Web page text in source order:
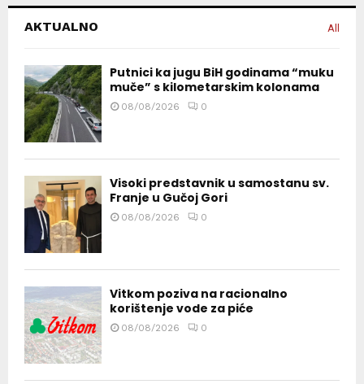
AKTUALNO All
Putnici ka jugu BiH godinama “muku
muče” s kilometarskim kolonama
08/08/2026 0
Visoki predstavnik u samostanu sv.
Franje u Gučoj Gori
08/08/2026 0
Vitkom poziva na racionalno
korištenje vode za piće
08/08/2026 0